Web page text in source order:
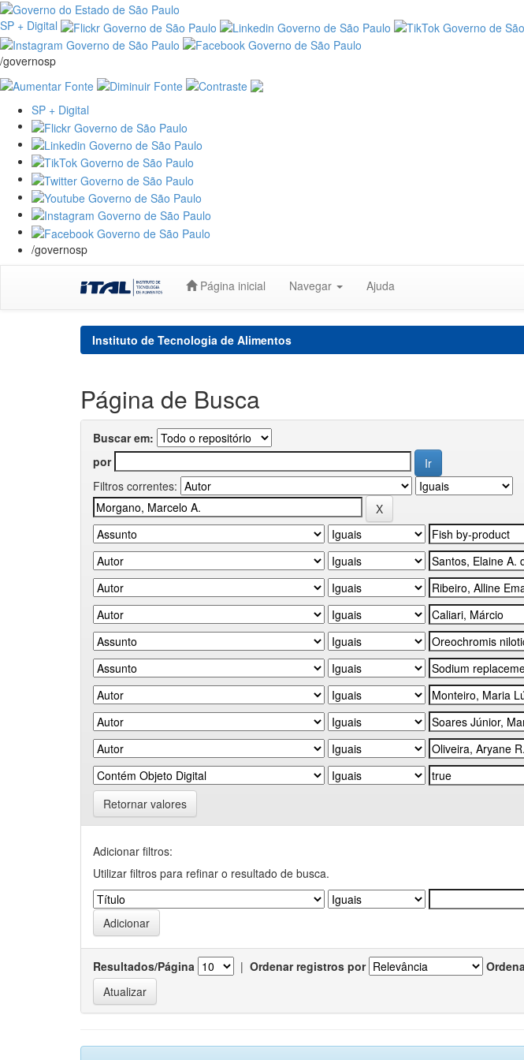
SP + Digital
/governosp
SP + Digital
/governosp
Página inicial Navegar Ajuda
Instituto de Tecnologia de Alimentos
Página de Busca
Buscar em:
por
Filtros correntes:
Retornar valores
Adicionar filtros:
Utilizar filtros para refinar o resultado de busca.
Resultados/Página | Ordenar registros por